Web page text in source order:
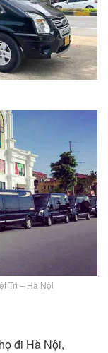
Trì – Hà Nội
đi Hà Nội,